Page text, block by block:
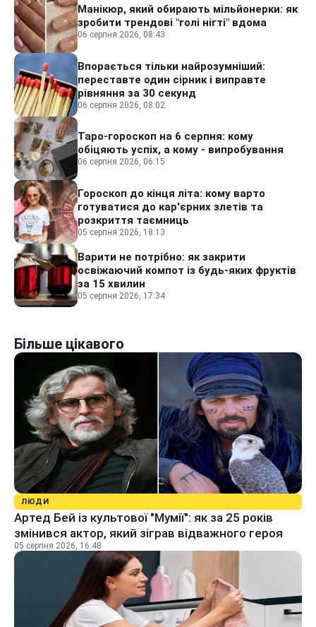
Манікюр, який обирають мільйонерки: як
зробити трендові "голі нігті" вдома
06 серпня 2026, 08:43
Впорається тільки найрозумніший:
переставте один сірник і виправте
рівняння за 30 секунд
06 серпня 2026, 08:02
Таро-гороскоп на 6 серпня: кому
обіцяють успіх, а кому - випробування
06 серпня 2026, 06:15
Гороскоп до кінця літа: кому варто
готуватися до кар'єрних злетів та
розкриття таємниць
05 серпня 2026, 18:13
Варити не потрібно: як закрити
освіжаючий компот із будь-яких фруктів
за 15 хвилин
05 серпня 2026, 17:34
Більше цікавого
ЛЮДИ
Артед Бей із культової "Мумії": як за 25 років
змінився актор, який зіграв відважного героя
05 серпня 2026, 16:48